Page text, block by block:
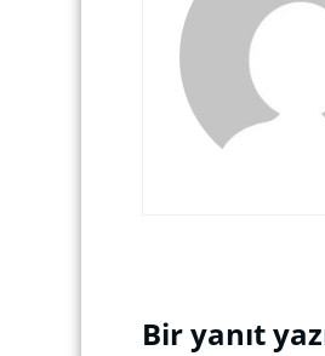
Bir yanıt